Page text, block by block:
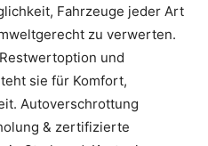
Fahrzeuge jeder Art
zu verwerten.
und
sie für Komfort,
Autoverschrottung
& zertifizierte